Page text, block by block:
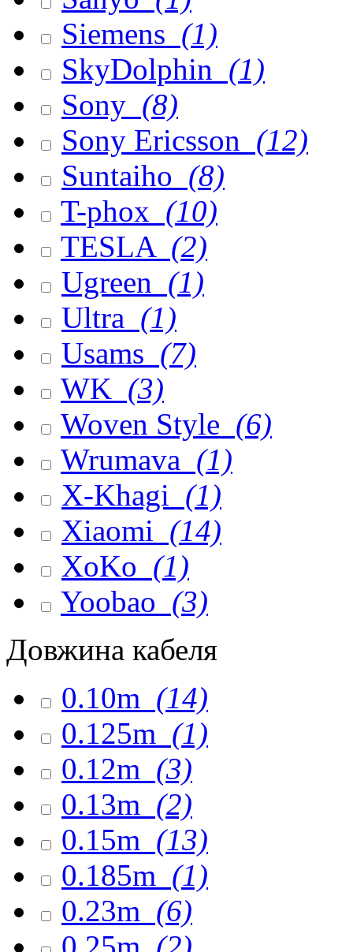
Siemens (1)
SkyDolphin (1)
Sony (8)
Sony Ericsson (12)
Suntaiho (8)
T-phox (10)
TESLA (2)
Ugreen (1)
Ultra (1)
Usams (7)
WK (3)
Woven Style (6)
Wrumava (1)
X-Khagi (1)
Xiaomi (14)
XoKo (1)
Yoobao (3)
Довжина кабеля
0.10m (14)
0.125m (1)
0.12m (3)
0.13m (2)
0.15m (13)
0.185m (1)
0.23m (6)